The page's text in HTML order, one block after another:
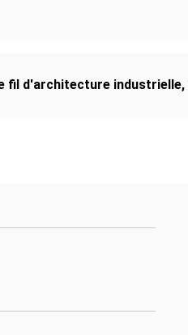
fil d'architecture industrielle,